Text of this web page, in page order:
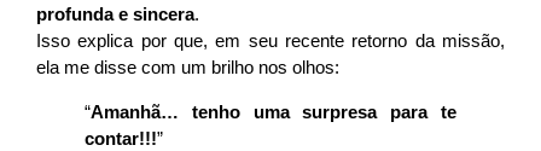
profunda e sincera.
Isso explica por que, em seu recente retorno da missão,
ela me disse com um brilho nos olhos:
“Amanhã… tenho uma surpresa para te
contar!!!”